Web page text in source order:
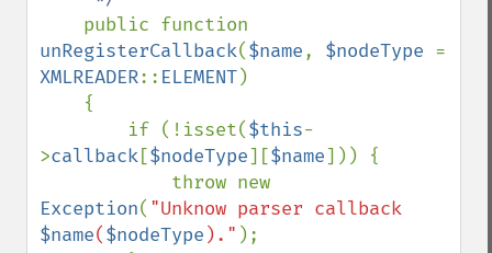
unRegisterCallback($name, $nodeType
XMLREADER:: ELEMENT)
        if (!isset(
$this-
>callback[$nodeType][$name])) {
Exception(
$name($nodeType )." );